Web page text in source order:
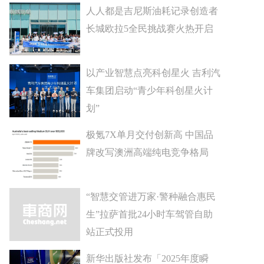
人人都是吉尼斯油耗记录创造者
长城欧拉5全民挑战赛火热开启
以产业智慧点亮科创星火 吉利汽
车集团启动“青少年科创星火计
划”
极氪7X单月交付创新高 中国品
牌改写澳洲高端纯电竞争格局
“智慧交管进万家·警种融合惠民
生”拉萨首批24小时车驾管自助
站正式投用
新华出版社发布「2025年度瞬